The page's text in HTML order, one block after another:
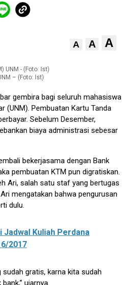
A A A
– (Foto: Ist)
gembira bagi seluruh mahasiswa
(UNM). Pembuatan Kartu Tanda
Sebelum Desember,
biaya administrasi sebesar
bekerjasama dengan Bank
pembuatan KTM pun digratiskan.
Ari, salah satu staf yang bertugas
mengatakan bahwa pengurusan
dulu.
Jadwal Kuliah Perdana
2017
sudah gratis, karna kita sudah
ujarnya.